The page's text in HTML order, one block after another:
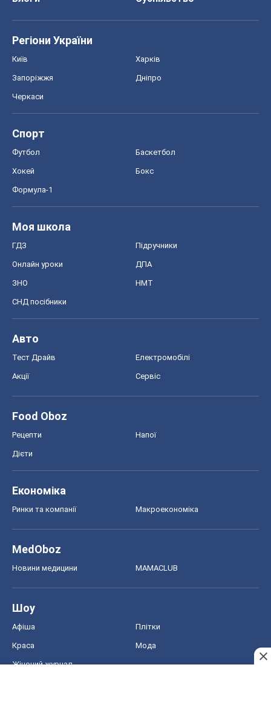
Регіони України
Київ Харків
Запоріжжя Дніпро
Черкаси
Спорт
Футбол Баскетбол
Хокей Бокс
Формула-1
Моя школа
ГДЗ Підручники
Онлайн уроки ДПА
ЗНО НМТ
СНД посібники
Авто
Тест Драйв Електромобілі
Акції Сервіс
Food Oboz
Рецепти Напої
Дієти
Економіка
Ринки та компанії Макроекономіка
MedOboz
Новини медицини MAMACLUB
Шоу
Афіша Плітки
Краса Мода
Жіночий журнал